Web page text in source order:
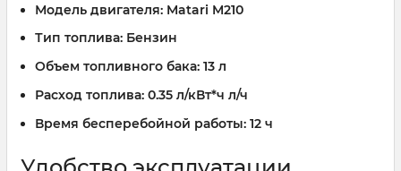
Модель двигателя: Matari M210
Тип топлива: Бензин
Объем топливного бака: 13 л
Расход топлива: 0.35 л/кВт*ч л/ч
Время бесперебойной работы: 12 ч